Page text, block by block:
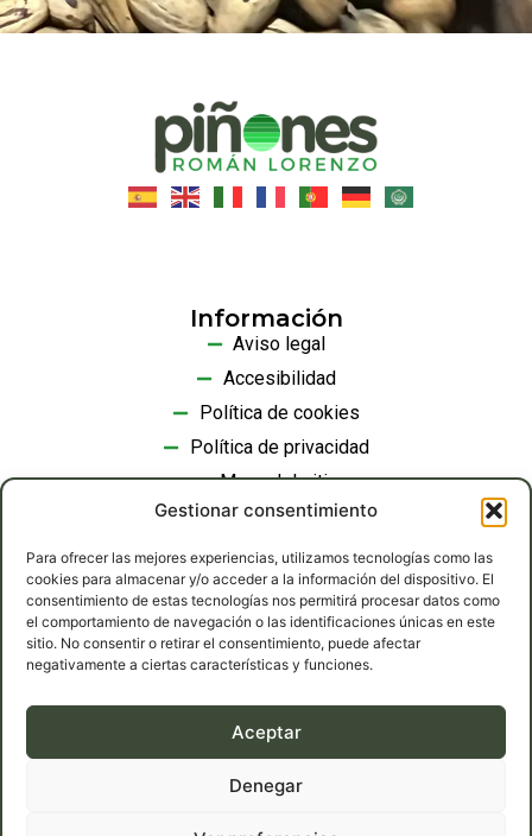
Gestionar consentimiento
Para ofrecer las mejores experiencias, utilizamos tecnologías como las
cookies para almacenar y/o acceder a la información del dispositivo. El
consentimiento de estas tecnologías nos permitirá procesar datos como
el comportamiento de navegación o las identificaciones únicas en este
sitio. No consentir o retirar el consentimiento, puede afectar
negativamente a ciertas características y funciones.
Aceptar
Denegar
Información
Aviso legal
Accesibilidad
Política de cookies
Política de privacidad
Mapa del sitio
Contacto
Teléfono: 639 36 52 57
Carretera de Medina del Campo, km 14,800, 47230,
Matapozuelos